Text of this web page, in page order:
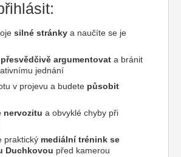
silné stránky a naučíte se je
přesvědčivě argumentovat a bránit
jednání
v projevu a budete působit
nervozitu a obvyklé chyby při
praktický mediální trénink se
Duchkovou před kamerou